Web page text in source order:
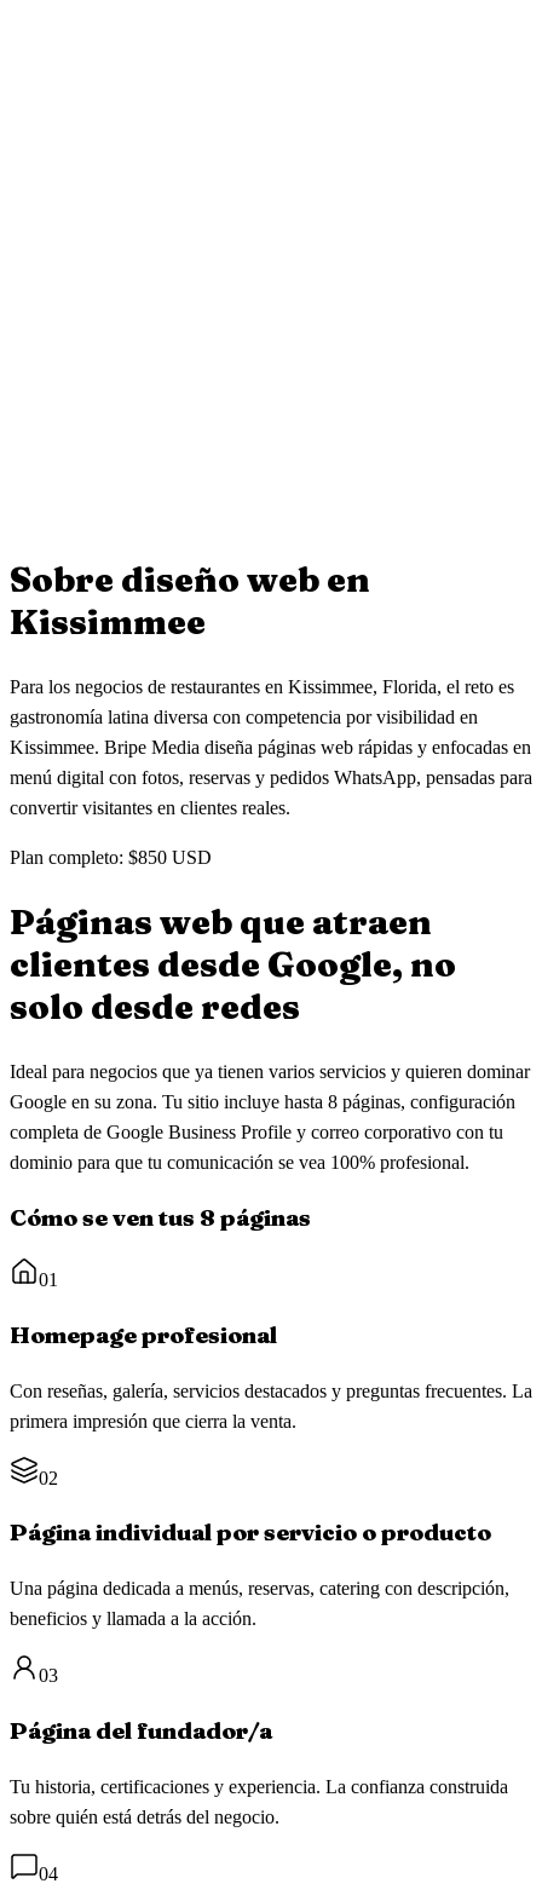
Sobre diseño web en
Kissimmee
Para los negocios de restaurantes en Kissimmee, Florida, el reto es
gastronomía latina diversa con competencia por visibilidad en
Kissimmee. Bripe Media diseña páginas web rápidas y enfocadas en
menú digital con fotos, reservas y pedidos WhatsApp, pensadas para
convertir visitantes en clientes reales.
Plan completo: $850 USD
Páginas web que atraen
clientes desde Google, no
solo desde redes
Ideal para negocios que ya tienen varios servicios y quieren dominar
Google en su zona. Tu sitio incluye hasta 8 páginas, configuración
completa de Google Business Profile y correo corporativo con tu
dominio para que tu comunicación se vea 100% profesional.
Cómo se ven tus 8 páginas
01
Homepage profesional
Con reseñas, galería, servicios destacados y preguntas frecuentes. La
primera impresión que cierra la venta.
02
Página individual por servicio o producto
Una página dedicada a menús, reservas, catering con descripción,
beneficios y llamada a la acción.
03
Página del fundador/a
Tu historia, certificaciones y experiencia. La confianza construida
sobre quién está detrás del negocio.
04